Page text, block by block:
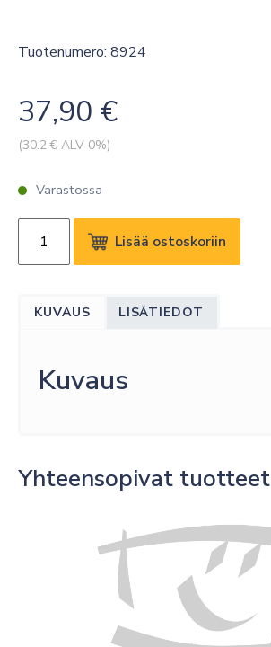
Tuotenumero: 8924
37,90 €
(30.2€ ALV 0%)
Varastossa
AURORA
CASE/STRAP
määrä
Lisää ostoskoriin
KUVAUS LISÄTIEDOT
Kuvaus
Yhteensopivat tuotteet